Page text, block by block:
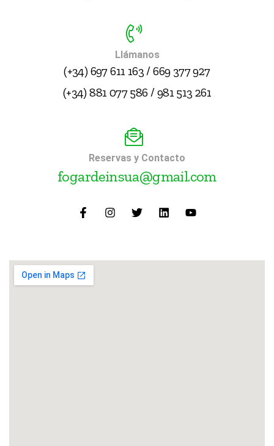
Llámanos
(+34) 697 611 163 / 669 377 927
(+34) 881 077 586 / 981 513 261
Reservas y Contacto
fogardeinsua@gmail.com